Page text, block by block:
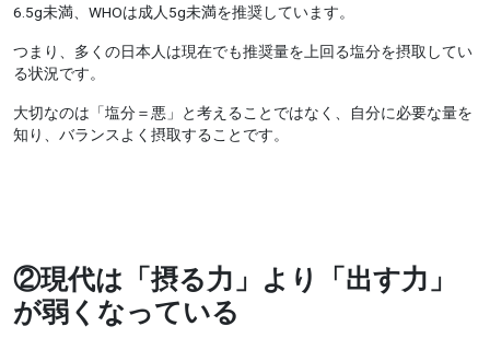
6.5g未満、WHOは成人5g未満を推奨しています。
つまり、多くの日本人は現在でも推奨量を上回る塩分を摂取してい
る状況です。
大切なのは「塩分＝悪」と考えることではなく、自分に必要な量を
知り、バランスよく摂取することです。
②現代は「摂る力」より「出す力」
が弱くなっている